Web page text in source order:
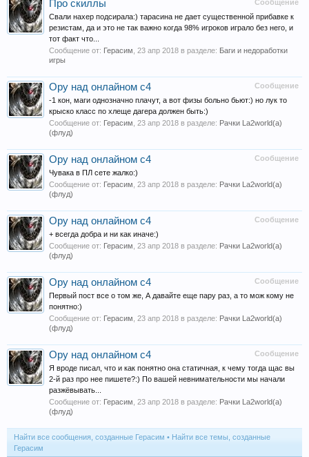
Сообщение
Про скиллы
Свали нахер подсирала:) тарасина не дает существенной прибавке к
резистам, да и это не так важно когда 98% игроков играло без него, и
тот факт что...
Сообщение от: Герасим 23 апр 2018 в разделе: Баги и недоработки
игры
Сообщение
Ору над онлайном с4
-1 кон, маги однозначно плачут, а вот физы больно бьют:) но лук то
крыско класс по хлеще дагера должен быть:)
Сообщение от: Герасим 23 апр 2018 в разделе: Рачки La2world(a)
(флуд)
Сообщение
Ору над онлайном с4
Чувака в ПЛ сете жалко:)
Сообщение от: Герасим 23 апр 2018 в разделе: Рачки La2world(a)
(флуд)
Сообщение
Ору над онлайном с4
+ всегда добра и ни как иначе:)
Сообщение от: Герасим 23 апр 2018 в разделе: Рачки La2world(a)
(флуд)
Сообщение
Ору над онлайном с4
Первый пост все о том же, А давайте еще пару раз, а то мож кому не
понятно:)
Сообщение от: Герасим 23 апр 2018 в разделе: Рачки La2world(a)
(флуд)
Сообщение
Ору над онлайном с4
Я вроде писал, что и как понятно она статичная, к чему тогда щас вы
2-й раз про нее пишете?:) По вашей невнимательности мы начали
разжёвывать...
Сообщение от: Герасим 23 апр 2018 в разделе: Рачки La2world(a)
(флуд)
Найти все сообщения, созданные Герасим
Найти все темы, созданные
Герасим